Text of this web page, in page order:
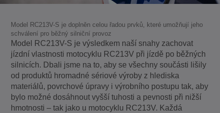
Model RC213V-S je doplněn celou řadou prvků, které umožňují jeho
schválení pro běžný silniční provoz
Model RC213V-S je výsledkem naší snahy zachovat
jízdní vlastnosti motocyklu RC213V při jízdě po běžných
silnicích. Dbali jsme na to, aby se všechny součásti lišily
od produktů hromadné sériové výroby z hlediska
materiálů, povrchové úpravy i výrobního postupu tak, aby
bylo možné dosáhnout vyšší tuhosti a pevnosti při nižší
hmotnosti – tak jako u motocyklu RC213V. Každá